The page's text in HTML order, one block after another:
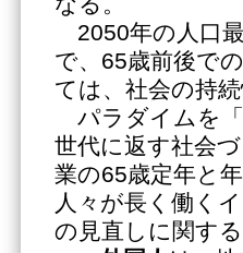
2050年の人口
で、65歳前後で
ては、社会の持
パラダイムを
世代に返す社会
業の65歳定年と
人々が長く働く
の見直しに関す